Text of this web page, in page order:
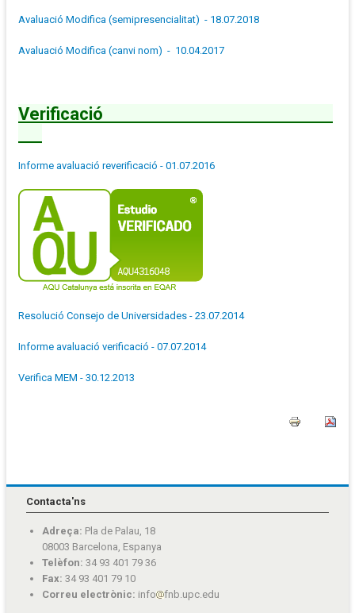
Avaluació Modifica (semipresencialitat) - 18.07.2018
Avaluació Modifica (canvi nom) - 10.04.2017
Verificació
Informe avaluació reverificació - 01.07.2016
Resolució Consejo de Universidades - 23.07.2014
Informe avaluació verificació - 07.07.2014
Verifica MEM - 30.12.2013
Contacta'ns
Adreça: Pla de Palau, 18
08003 Barcelona, Espanya
Telèfon: 34 93 401 79 36
Fax: 34 93 401 79 10
Correu electrònic: info fnb.upc.edu